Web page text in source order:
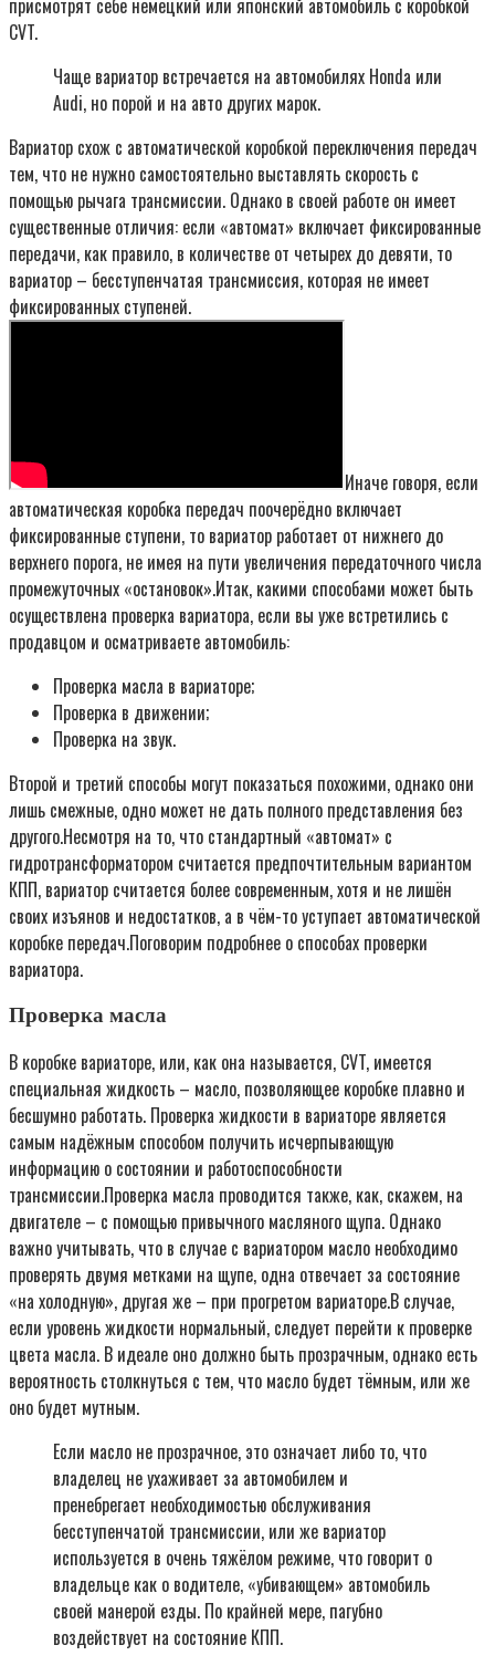
присмотрят себе немецкий или японский автомобиль с коробкой
CVT.
Чаще вариатор встречается на автомобилях Honda или
Audi, но порой и на авто других марок.
Вариатор схож с автоматической коробкой переключения передач
тем, что не нужно самостоятельно выставлять скорость с
помощью рычага трансмиссии. Однако в своей работе он имеет
существенные отличия: если «автомат» включает фиксированные
передачи, как правило, в количестве от четырех до девяти, то
вариатор – бесступенчатая трансмиссия, которая не имеет
фиксированных ступеней.
Иначе говоря, если
автоматическая коробка передач поочерёдно включает
фиксированные ступени, то вариатор работает от нижнего до
верхнего порога, не имея на пути увеличения передаточного числа
промежуточных «остановок».Итак, какими способами может быть
осуществлена проверка вариатора, если вы уже встретились с
продавцом и осматриваете автомобиль:
Проверка масла в вариаторе;
Проверка в движении;
Проверка на звук.
Второй и третий способы могут показаться похожими, однако они
лишь смежные, одно может не дать полного представления без
другого.Несмотря на то, что стандартный «автомат» с
гидротрансформатором считается предпочтительным вариантом
КПП, вариатор считается более современным, хотя и не лишён
своих изъянов и недостатков, а в чём-то уступает автоматической
коробке передач.Поговорим подробнее о способах проверки
вариатора.
Проверка масла
В коробке вариаторе, или, как она называется, CVT, имеется
специальная жидкость – масло, позволяющее коробке плавно и
бесшумно работать. Проверка жидкости в вариаторе является
самым надёжным способом получить исчерпывающую
информацию о состоянии и работоспособности
трансмиссии.Проверка масла проводится также, как, скажем, на
двигателе – с помощью привычного масляного щупа. Однако
важно учитывать, что в случае с вариатором масло необходимо
проверять двумя метками на щупе, одна отвечает за состояние
«на холодную», другая же – при прогретом вариаторе.В случае,
если уровень жидкости нормальный, следует перейти к проверке
цвета масла. В идеале оно должно быть прозрачным, однако есть
вероятность столкнуться с тем, что масло будет тёмным, или же
оно будет мутным.
Если масло не прозрачное, это означает либо то, что
владелец не ухаживает за автомобилем и
пренебрегает необходимостью обслуживания
бесступенчатой трансмиссии, или же вариатор
используется в очень тяжёлом режиме, что говорит о
владельце как о водителе, «убивающем» автомобиль
своей манерой езды. По крайней мере, пагубно
воздействует на состояние КПП.